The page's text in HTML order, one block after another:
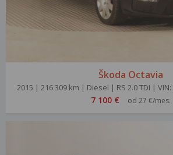
Škoda Octavia
2015 | 216 309 km | Diesel | RS 2.0 TDI | VIN:
7 100 € od 27 €/mes.